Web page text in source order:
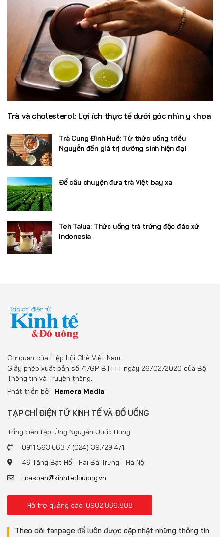
Trà và cholesterol: Lợi ích thực tế dưới góc nhìn y khoa
Trà Cung Đình Huế: Từ thức uống triều
Nguyễn đến giá trị dưỡng sinh hiện đại
Để câu chuyện đưa trà Việt bay xa
Teh Talua: Thức uống trà trứng độc đáo xứ
Indonesia
Cơ quan của Hiệp hội Chè Việt Nam
Giấy phép xuất bản số 71/GP-BTTTT ngày 26/02/2020 của Bộ
Thông tin và Truyền thông.
Phát triển bởi Hemera Media
TẠP CHÍ ĐIỆN TỬ KINH TẾ VÀ ĐỒ UỐNG
Tổng biên tập: Ông Nguyễn Quốc Hùng
0911.563.663 / (024) 39.729.471
46 Tăng Bạt Hổ - Hai Bà Trưng - Hà Nội
toasoan@kinhtedouong.vn
Hỗ trợ quảng cáo: 0982.866.808
Theo dõi fanpage để luôn được cập nhật những thông tin